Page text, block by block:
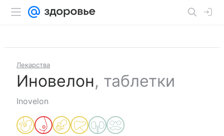
Лекарства
Иновелон, таблетки
Inovelon